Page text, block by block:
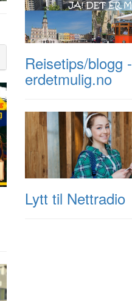
Reisetips/blogg -
erdetmulig.no
Lytt til Nettradio